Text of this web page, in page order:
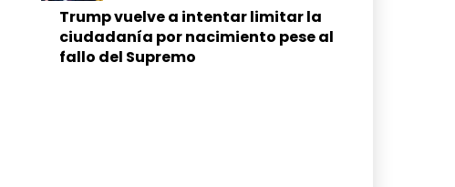
Trump vuelve a intentar limitar la
ciudadanía por nacimiento pese al
fallo del Supremo